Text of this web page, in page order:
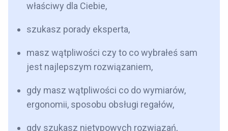
właściwy dla Ciebie,
szukasz porady eksperta,
masz wątpliwości czy to co wybrałeś sam
jest najlepszym rozwiązaniem,
gdy masz wątpliwości co do wymiarów,
ergonomii, sposobu obsługi regałów,
gdy szukasz nietypowych rozwiązań,